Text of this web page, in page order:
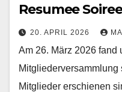
Resumee
20. APRIL 2026
Am 26. März 2026 fand
Mitgliederversammlung
Mitglieder erschienen